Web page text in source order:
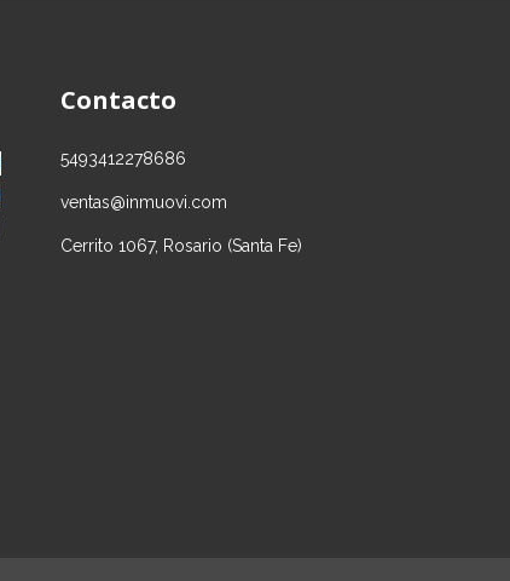
Contacto
5493412278686
ventas@inmuovi.com
Cerrito 1067, Rosario (Santa Fe)